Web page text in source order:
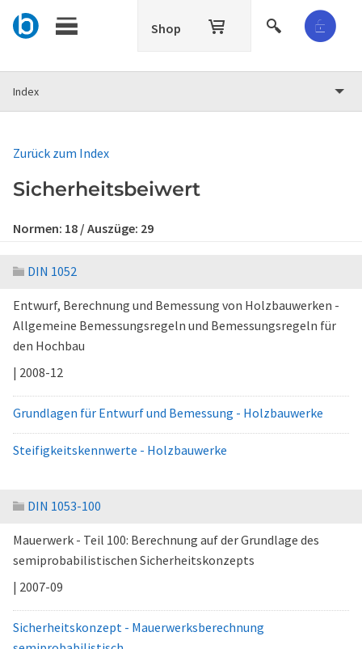
Shop
Index
Zurück zum Index
Sicherheitsbeiwert
Normen: 18 / Auszüge: 29
DIN 1052
Entwurf, Berechnung und Bemessung von Holzbauwerken -
Allgemeine Bemessungsregeln und Bemessungsregeln für
den Hochbau
| 2008-12
Grundlagen für Entwurf und Bemessung - Holzbauwerke
Steifigkeitskennwerte - Holzbauwerke
DIN 1053-100
Mauerwerk - Teil 100: Berechnung auf der Grundlage des
semiprobabilistischen Sicherheitskonzepts
| 2007-09
Sicherheitskonzept - Mauerwerksberechnung